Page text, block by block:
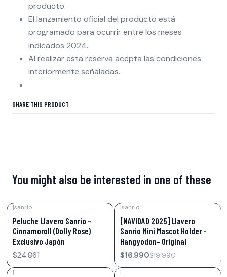
producto.
El lanzamiento oficial del producto está
programado para ocurrir entre los meses
indicados 2024..
Al realizar esta reserva acepta las condiciones
interiormente señaladas.
SHARE THIS PRODUCT
You might also be interested in one of these
|sanrio
Peluche Llavero Sanrio –
Cinnamoroll (Dolly Rose)
Exclusivo Japón
$24.861
|sanrio
[NAVIDAD 2025] Llavero
Sanrio Mini Mascot Holder –
Hangyodon- Original
$16.990$19.990
| |